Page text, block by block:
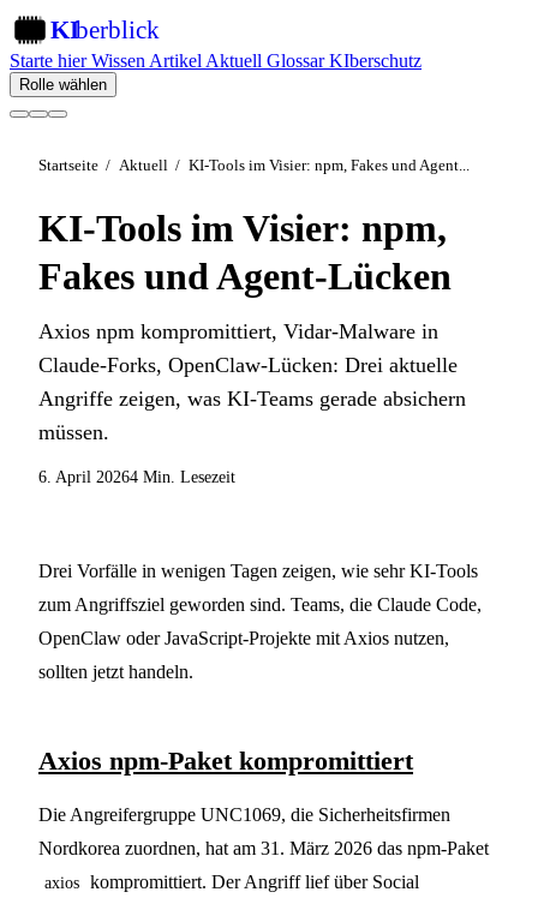
KIberblick
Starte hierWissen Artikel Aktuell GlossarKIberschutz
Rolle wählen
Startseite / Aktuell / KI-Tools im Visier: npm, Fakes und Agent...
KI-Tools im Visier: npm,
Fakes und Agent-Lücken
Axios npm kompromittiert, Vidar-Malware in
Claude-Forks, OpenClaw-Lücken: Drei aktuelle
Angriffe zeigen, was KI-Teams gerade absichern
müssen.
6. April 20264 Min. Lesezeit
Drei Vorfälle in wenigen Tagen zeigen, wie sehr KI-Tools
zum Angriffsziel geworden sind. Teams, die Claude Code,
OpenClaw oder JavaScript-Projekte mit Axios nutzen,
sollten jetzt handeln.
Axios npm-Paket kompromittiert
Die Angreifergruppe UNC1069, die Sicherheitsfirmen
Nordkorea zuordnen, hat am 31. März 2026 das npm-Paket
axios
kompromittiert. Der Angriff lief über Social